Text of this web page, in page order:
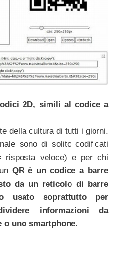
2D, simili al codice a
della cultura di tutti i giorni,
sono di solito codificati
veloce) e per chi
QR è un codice a barre
da un reticolo di barre
usato soprattutto per
informazioni da
o uno smartphone.